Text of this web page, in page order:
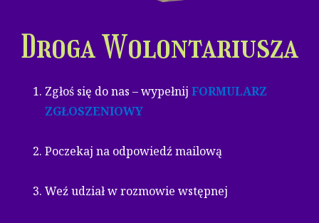
Droga Wolontariusza
Zgłoś się do nas – wypełnij FORMULARZ
ZGŁOSZENIOWY
Poczekaj na odpowiedź mailową
Weź udział w rozmowie wstępnej